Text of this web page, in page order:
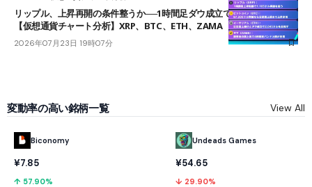
リップル、上昇再開の条件整うか──1時間足ダウ成立で1.185ドルを狙う
【仮想通貨チャート分析】XRP、BTC、ETH、ZAMA
2026年07月23日 19時07分
変動率の高い銘柄一覧 View All
Biconomy
¥7.85
↑ 57.90%
Undeads Games
¥54.65
↓ 29.90%